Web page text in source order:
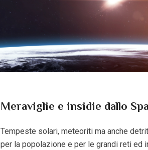
Meraviglie e insidie dallo
Tempeste solari, meteoriti ma anche
per la popolazione e per le grandi reti ed